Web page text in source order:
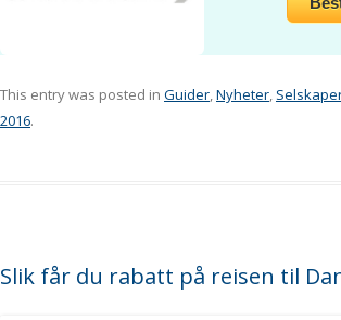
This entry was posted in Guider,Nyheter,
2016.
Slik får du rabatt på reisen til